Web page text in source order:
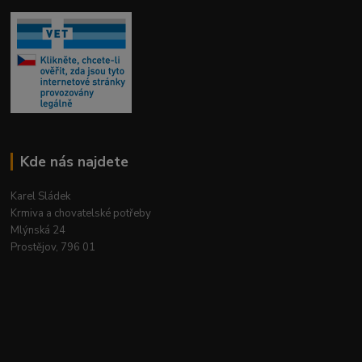
Kde nás najdete
Karel Sládek
Krmiva a chovatelské potřeby
Mlýnská 24
Prostějov, 796 01